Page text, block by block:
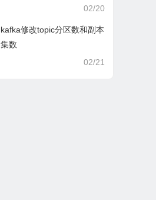
02/20
kafka修改topic分区数和副本
集数
02/21